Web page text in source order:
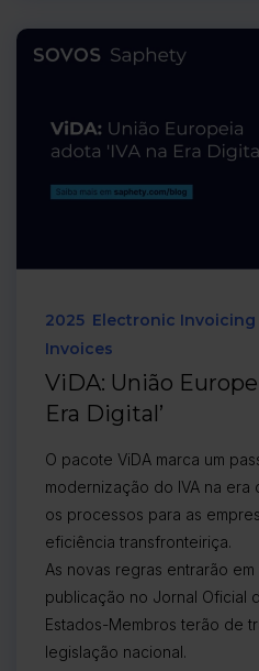
2025 Electronic Invoicing
Invoices
ViDA: União
Era Digital’
O pacote ViDA marca um
modernização do IVA na era
os processos para as
eficiência transfronteiriça.
As novas regras entrarão
publicação no Jornal Oficial
Estados-Membros terão de
legislação nacional.